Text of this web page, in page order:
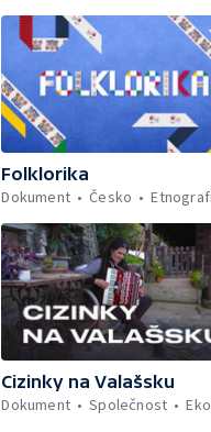
Folklorika
Dokument
Česko
Cizinky na Valašsku
Dokument
Společnost